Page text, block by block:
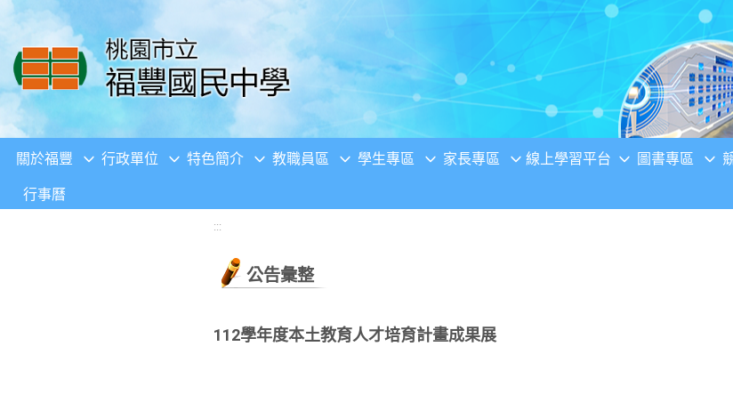
移至網頁之主要內容區位置
關於福豐 行政單位 特色簡介 教職員區 學生專區 家長專區 線上學習平台 圖書專區
行事曆
:::
公告彙整
112學年度本土教育人才培育計畫成果展